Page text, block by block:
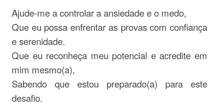
Ajude-me a controlar a ansiedade e o medo,
Que eu possa enfrentar as provas com confiança
e serenidade.
Que eu reconheça meu potencial e acredite em
mim mesmo(a),
Sabendo que estou preparado(a) para este
desafio.